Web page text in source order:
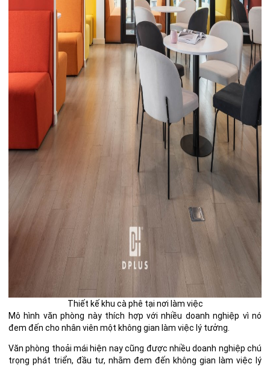
Thiết kế khu cà phê tại nơi làm việc
Mô hình văn phòng này thích hợp với nhiều doanh nghiệp vì nó
đem đến cho nhân viên một không gian làm việc lý tưởng.
Văn phòng thoải mái hiện nay cũng được nhiều doanh nghiệp chú
trọng phát triển, đầu tư, nhằm đem đến không gian làm việc lý